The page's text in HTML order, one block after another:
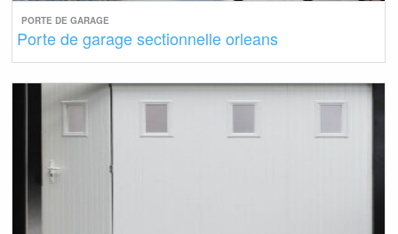
PORTE DE GARAGE
Porte de garage sectionnelle orleans